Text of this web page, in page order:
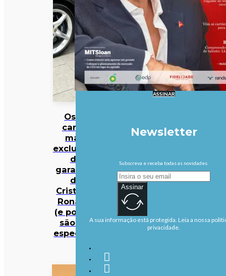
Os 10
carros
mais
exclusivos
da
garagem
de
Cristiano
Ronaldo
(e porque
são tão
especiais)
ASSINAR
Newsletter
Subscreva e receba todas as novidades.
Assinar
A sua informação está protegida. Leia a nossa
privacidade.